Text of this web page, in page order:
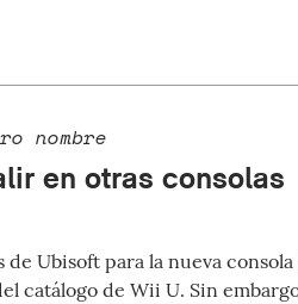
nombre
en otras consolas
de Ubisoft para la nueva
catálogo de Wii U. Sin